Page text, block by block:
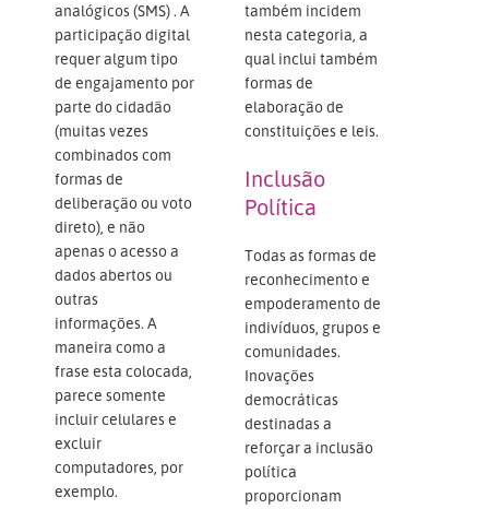
analógicos (SMS) . A
participação digital
requer algum tipo
de engajamento por
parte do cidadão
(muitas vezes
combinados com
formas de
deliberação ou voto
direto), e não
apenas o acesso a
dados abertos ou
outras
informações. A
maneira como a
frase esta colocada,
parece somente
incluir celulares e
excluir
computadores, por
exemplo.
também incidem
nesta categoria, a
qual inclui também
formas de
elaboração de
constituições e leis.
Inclusão
Política
Todas as formas de
reconhecimento e
empoderamento de
indivíduos, grupos e
comunidades.
Inovações
democráticas
destinadas a
reforçar a inclusão
política
proporcionam